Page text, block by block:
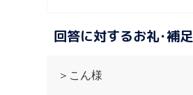
回答に対するお礼･補足
＞こん様